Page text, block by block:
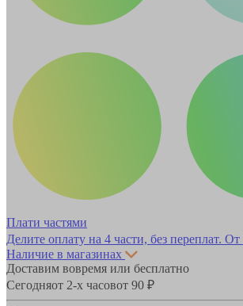
Плати частями
Делите оплату на 4 части, без переплат. От
Наличие в магазинах
Доставим вовремя или бесплатно
Сегодняот 2-х часовот 90 ₽